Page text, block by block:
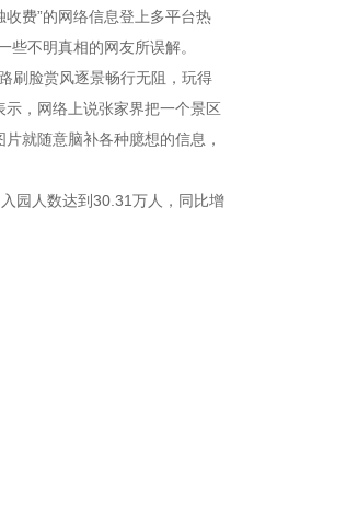
费”的网络信息登上多平台热
不明真相的网友所误解。
刷脸赏风逐景畅行无阻，玩得
，网络上说张家界把一个景区
就随意脑补各种臆想的信息，
园人数达到30.31万人，同比增